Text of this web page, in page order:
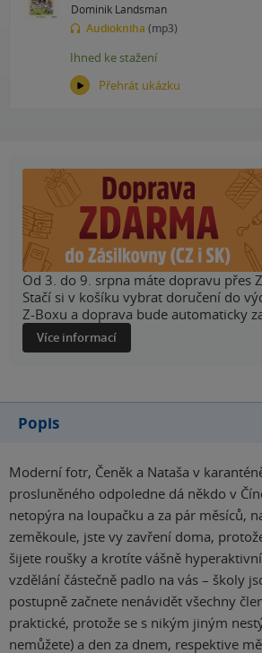
Dominik Landsman
Audiokniha (mp3)
Přehrát ukázku
Ihned ke stažení
Od 3. do 9. srpna máte dopravu přes
Stačí si v košíku vybrat doručení do
Z-Boxu a doprava bude automaticky
Více informací
Popis
Moderní fotr, Čeněk a Nataša v
prosluněného odpoledne dá někdo v
netopýra na loupačku a za pár měsíců,
zeměkoule, jste vy zavření doma,
šijete roušky a krotíte vášně
vzdělání částečně padlo na vás – školy
postupně začnete nenávidět všechny
praktické, protože se s nikým jiným
nemůžete) a den za dnem, respektive